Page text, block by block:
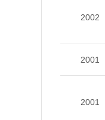
2002
2001
2001